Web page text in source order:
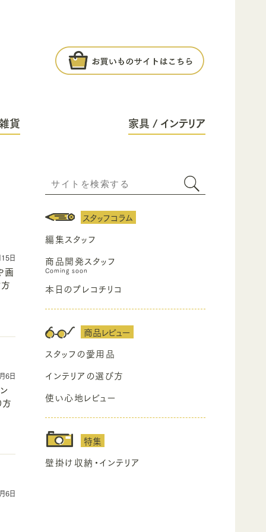
貨 家具 / インテリア
日
画
6日
方
6日
スタッフコラム
編集スタッフ
商品開発スタッフ
本日のプレコチリコ
商品レビュー
スタッフの愛用品
インテリアの選び方
使い心地レビュー
特集
壁掛け収納・インテリア